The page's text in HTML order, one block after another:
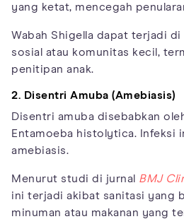
yang ketat, mencegah
Wabah Shigella dapat terjadi
sosial atau komunitas kecil,
penitipan anak.
2. Disentri Amuba (Amebiasis)
Disentri amuba disebabkan
Entamoeba histolytica. Infeksi
amebiasis.
Menurut studi di jurnal BMJ
ini terjadi akibat sanitasi yang
minuman atau makanan yang